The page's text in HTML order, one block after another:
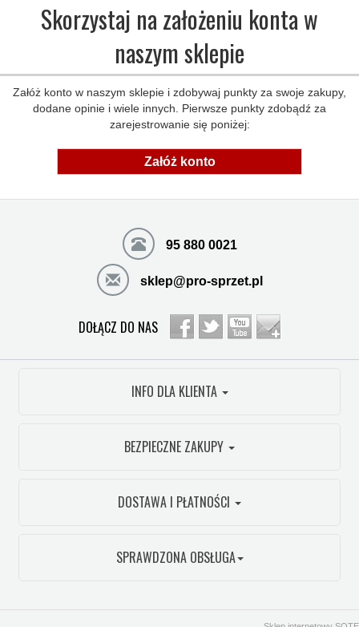
Skorzystaj na założeniu konta w
naszym sklepie
Załóż konto w naszym sklepie i zdobywaj punkty za swoje zakupy,
dodane opinie i wiele innych. Pierwsze punkty zdobądź za
zarejestrowanie się poniżej:
Załóż konto
95 880 0021
sklep@pro-sprzet.pl
DOŁĄCZ DO NAS
INFO DLA KLIENTA
BEZPIECZNE ZAKUPY
DOSTAWA I PŁATNOŚCI
SPRAWDZONA OBSŁUGA